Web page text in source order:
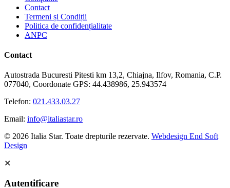
Contact
Termeni și Condiții
Politica de confidențialitate
ANPC
Contact
Autostrada Bucuresti Pitesti km 13,2, Chiajna, Ilfov, Romania, C.P.
077040, Coordonate GPS: 44.438986, 25.943574
Telefon: 021.433.03.27
Email: info@italiastar.ro
© 2026 Italia Star. Toate drepturile rezervate. Webdesign End Soft
Design
✕
Autentificare